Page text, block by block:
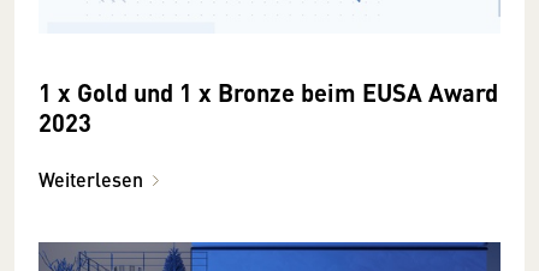
1 x Gold und 1 x Bronze beim EUSA Award
2023
Weiterlesen